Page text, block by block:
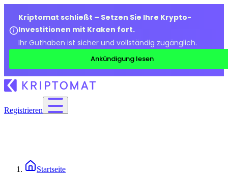
Kriptomat schließt – Setzen Sie Ihre Krypto-
Investitionen mit Kraken fort.
Ihr Guthaben ist sicher und vollständig zugänglich.
Ankündigung lesen
Registrieren
Startseite